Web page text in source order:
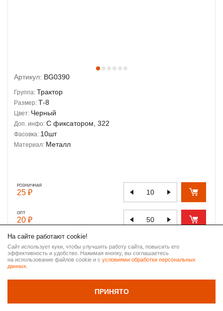
Артикул: BG0390
Группа: Трактор
Размер: Т-8
Цвет: Черный
Доп. инфо: С фиксатором, 322
Фасовка: 10шт
Материал: Металл
РОЗНИЧНАЯ
25 ₽
ОПТ
20 ₽
ВВЕРХ
На сайте работают cookie!
Сайт использует куки, чтобы улучшить работу сайта, повысить его
эффективность и удобство. Нажимая кнопку, вы соглашаетесь
на использование файлов cookie и с условиями обработки персональных
данных
ПРИНЯТО